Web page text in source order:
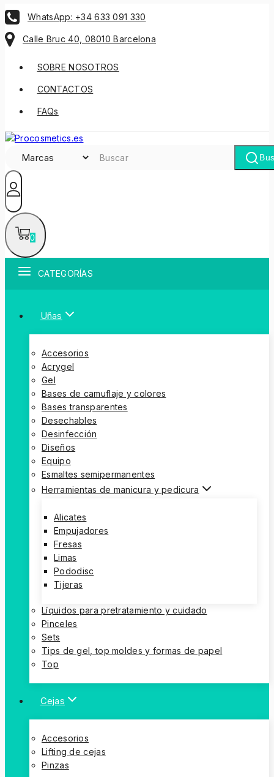
WhatsApp: +34 633 091 330
Calle Bruc 40, 08010 Barcelona
SOBRE NOSOTROS
CONTACTOS
FAQs
0
CATEGORÍAS
Uñas
Accesorios
Acrygel
Gel
Bases de camuflaje y colores
Bases transparentes
Desechables
Desinfección
Diseños
Equipo
Esmaltes semipermanentes
Herramientas de manicura y pedicura
Alicates
Empujadores
Fresas
Limas
Pododisc
Tijeras
Líquidos para pretratamiento y cuidado
Pinceles
Sets
Tips de gel, top moldes y formas de papel
Top
Cejas
Accesorios
Lifting de cejas
Pinzas